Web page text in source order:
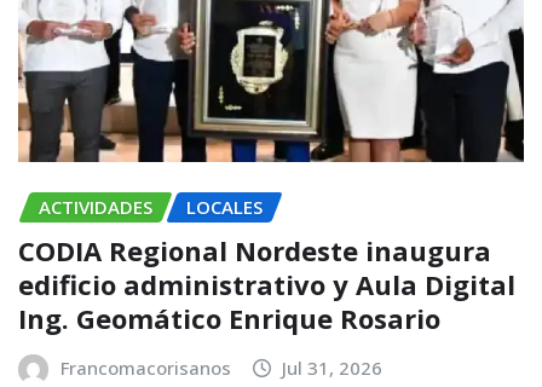
ACTIVIDADES LOCALES
CODIA Regional Nordeste inaugura
edificio administrativo y Aula Digital
Ing. Geomático Enrique Rosario
Francomacorisanos Jul 31, 2026